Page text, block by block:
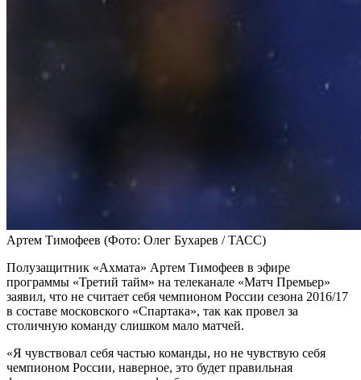
Артем Тимофеев (Фото: Олег Бухарев / ТАСС)
Полузащитник «Ахмата» Артем Тимофеев в эфире
программы «Третий тайм» на телеканале «Матч Премьер»
заявил, что не считает себя чемпионом России сезона 2016/17
в составе московского «Спартака», так как провел за
столичную команду слишком мало матчей.
«Я чувствовал себя частью команды, но не чувствую себя
чемпионом России, наверное, это будет правильная